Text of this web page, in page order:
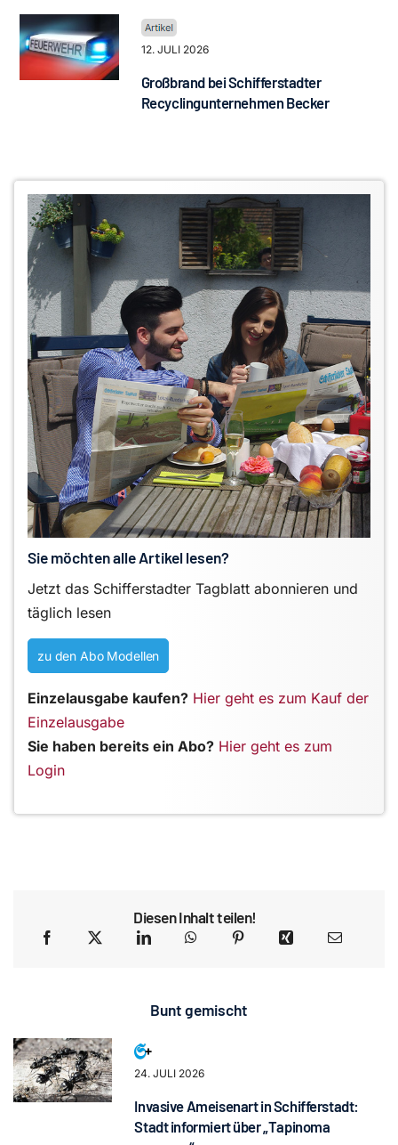
12. JULI 2026
Großbrand bei Schifferstadter
Recyclingunternehmen Becker
Sie möchten alle Artikel lesen?
Jetzt das Schifferstadter Tagblatt abonnieren und
täglich lesen
zu den Abo Modellen
Einzelausgabe kaufen? Hier geht es zum Kauf der
Einzelausgabe
Sie haben bereits ein Abo? Hier geht es zum
Login
Diesen Inhalt teilen!
Bunt gemischt
24. JULI 2026
Invasive Ameisenart in Schifferstadt:
Stadt informiert über „Tapinoma